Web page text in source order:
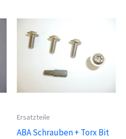
Ersatzteile
ABA Schrauben + Torx Bit